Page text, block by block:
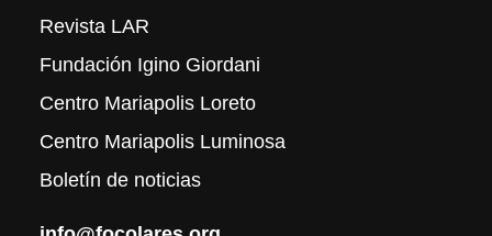
Revista LAR
Fundación Igino Giordani
Centro Mariapolis Loreto
Centro Mariapolis Luminosa
Boletín de noticias